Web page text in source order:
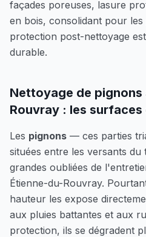
façades poreuses, lasure
en bois, consolidant pour
protection post-nettoyage
durable.
Nettoyage de pignons
Rouvray : les surfaces
Les pignons — ces parties
situées entre les versants
grandes oubliées de
Étienne-du-Rouvray.
hauteur les expose
aux pluies battantes et aux
protection, ils se dégradent